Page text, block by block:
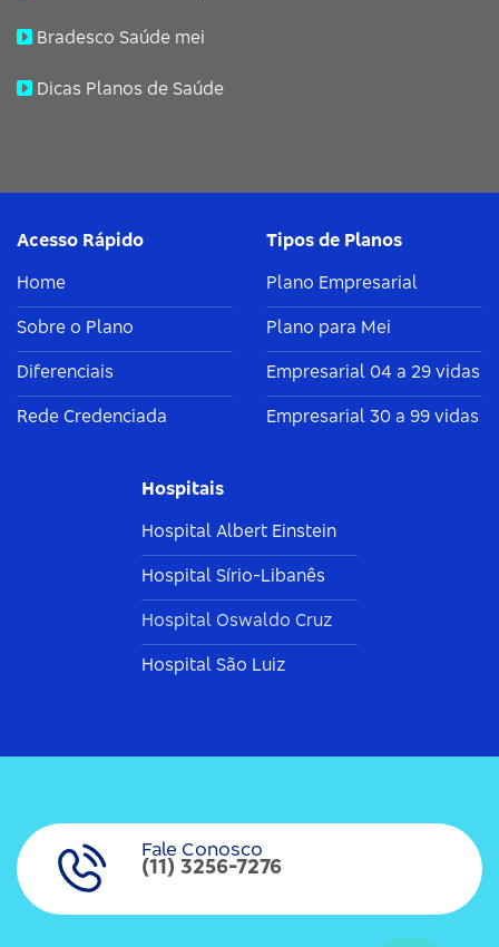
Bradesco Saúde mei
Dicas Planos de Saúde
Acesso Rápido
Home
Sobre o Plano
Diferenciais
Rede Credenciada
Tipos de Planos
Plano Empresarial
Plano para Mei
Empresarial 04 a 29 vidas
Empresarial 30 a 99 vidas
Hospitais
Hospital Albert Einstein
Hospital Sírio-Libanês
Hospital Oswaldo Cruz
Hospital São Luiz
Fale Conosco
(11) 3256-7276